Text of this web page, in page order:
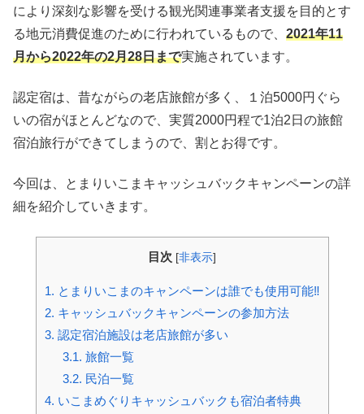
により深刻な影響を受ける観光関連事業者支援を目的とす
る地元消費促進のために行われているもので、 2021年11
月から2022年の2月28日まで実施されています。
認定宿は、昔ながらの老店旅館が多く、１泊5000円ぐら
いの宿がほとんどなので、実質2000円程で1泊2日の旅館
宿泊旅行ができてしまうので、割とお得です。
今回は、とまりいこまキャッシュバックキャンペーンの詳
細を紹介していきます。
目次 [非表示]
1. とまりいこまのキャンペーンは誰でも使用可能‼︎
2. キャッシュバックキャンペーンの参加方法
3. 認定宿泊施設は老店旅館が多い
3.1. 旅館一覧
3.2. 民泊一覧
4. いこまめぐりキャッシュバックも宿泊者特典